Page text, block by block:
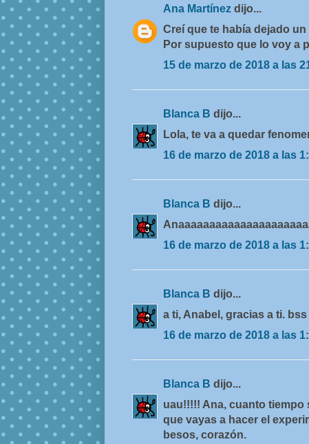
Ana Martínez dijo...
Creí que te había dejado
Por supuesto que lo voy a
15 de marzo de 2018 a las
Blanca B dijo...
Lola, te va a quedar
16 de marzo de 2018 a las
Blanca B dijo...
16 de marzo de 2018 a las
Blanca B dijo...
a ti, Anabel, gracias a ti. bss
16 de marzo de 2018 a las
Blanca B dijo...
uau!!!!! Ana, cuanto tiempo
que vayas a hacer el
besos, corazón.